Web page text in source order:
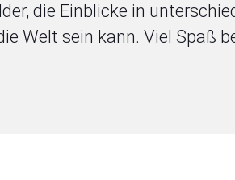
die Einblicke in
Welt sein kann. Viel Spaß